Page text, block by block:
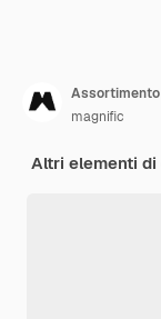
magnific
Altri elementi